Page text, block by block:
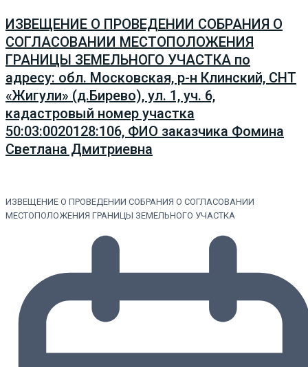
ИЗВЕЩЕНИЕ О ПРОВЕДЕНИИ СОБРАНИЯ О
СОГЛАСОВАНИИ МЕСТОПОЛОЖЕНИЯ
ГРАНИЦЫ ЗЕМЕЛЬНОГО УЧАСТКА по
адресу: обл. Московская, р-н Клинский, СНТ
«Жигули» (д.Бирево), ул. 1, уч. 6,
кадастровый номер участка
50:03:0020128:106, ФИО заказчика Фомина
Светлана Дмитриевна
ИЗВЕЩЕНИЕ О ПРОВЕДЕНИИ СОБРАНИЯ О СОГЛАСОВАНИИ
МЕСТОПОЛОЖЕНИЯ ГРАНИЦЫ ЗЕМЕЛЬНОГО УЧАСТКА